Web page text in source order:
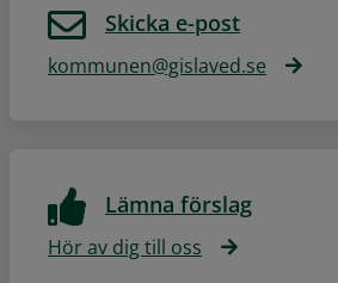
Skicka e-post
kommunen@gislaved.se
Lämna förslag
Hör av dig till oss